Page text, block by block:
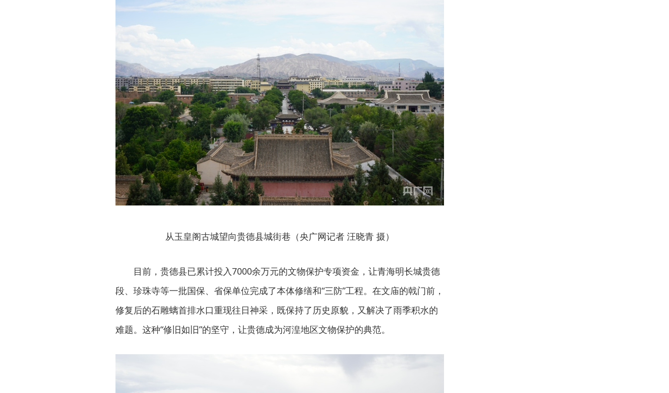
从玉皇阁古城望向贵德县城街巷（央广网记者 汪晓青 摄）
目前，贵德县已累计投入7000余万元的文物保护专项资金，让青海明长城贵德
段、珍珠寺等一批国保、省保单位完成了本体修缮和“三防”工程。在文庙的戟门前，
修复后的石雕螭首排水口重现往日神采，既保持了历史原貌，又解决了雨季积水的
难题。这种“修旧如旧”的坚守，让贵德成为河湟地区文物保护的典范。